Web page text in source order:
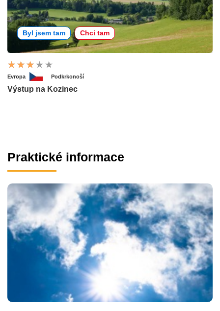
Byl jsem tam Chci tam
Evropa Podkrkonoší
Výstup na Kozinec
Praktické informace